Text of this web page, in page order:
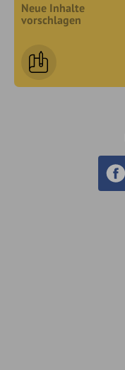
Neue Inhalte
vorschlagen